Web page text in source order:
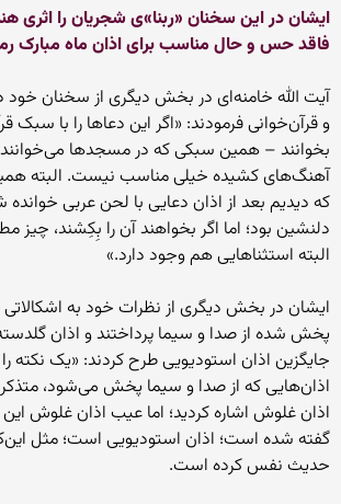
ایشان در این سخنان «ربنا»ی شجریان را اثری
فاقد حس و حال مناسب برای اذان ماه مبارک
آیت الله خامنه‌ای در بخش دیگری از سخنان خود
و قرآن‌خوانی فرمودند: «اگر این دعاها را با سبک
بخوانند – همین سبکى که در مسجدها
آهنگ‌هاى کشیده خیلى مناسب نیست. البته همین
که دیدیم بعد از اذان دعایى با لحن عربى
دلنشین بود؛ اما اگر بخواهند آن را بِکِشند، چیز
البته استثناهایى هم وجود دارد.»
ایشان در بخش دیگری از نظرات خود به اشکالاتی
پخش شده از صدا و سیما پرداختند و اذان
جایگزین اذان استودیویی طرح کردند: «یک
اذان‌هایى که از صدا و سیما پخش مى‌شود،
اذان غلوش اشاره کردید؛ اما عیب اذان غلوش
گفته شده است؛ اذان استودیویى است؛ مثل
حدیث نفس کرده است.